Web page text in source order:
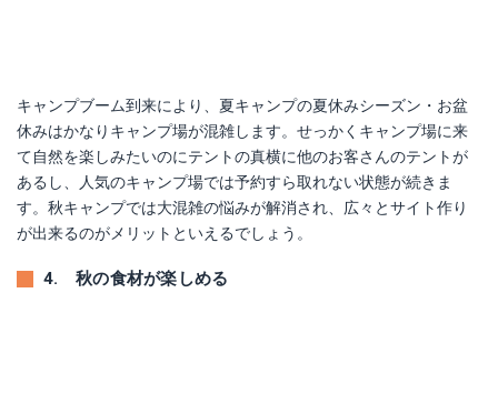
キャンプブーム到来により、夏キャンプの夏休みシーズン・お盆
休みはかなりキャンプ場が混雑します。せっかくキャンプ場に来
て自然を楽しみたいのにテントの真横に他のお客さんのテントが
あるし、人気のキャンプ場では予約すら取れない状態が続きま
す。秋キャンプでは大混雑の悩みが解消され、広々とサイト作り
が出来るのがメリットといえるでしょう。
4. 秋の食材が楽しめる